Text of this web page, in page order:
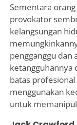
Sementara
provokator
kelangsungan
pengganggu dan
ketangguhannya
batas
menggunakan
untuk